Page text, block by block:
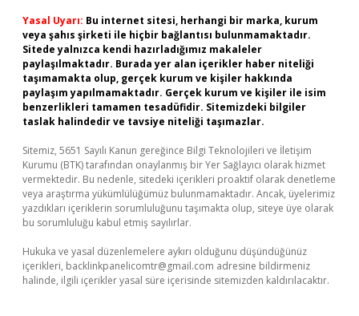
Yasal Uyarı: Bu internet sitesi, herhangi bir marka, kurum
veya şahıs şirketi ile hiçbir bağlantısı bulunmamaktadır.
Sitede yalnızca kendi hazırladığımız makaleler
paylaşılmaktadır. Burada yer alan içerikler haber niteliği
taşımamakta olup, gerçek kurum ve kişiler hakkında
paylaşım yapılmamaktadır. Gerçek kurum ve kişiler ile isim
benzerlikleri tamamen tesadüfidir. Sitemizdeki bilgiler
taslak halindedir ve tavsiye niteliği taşımazlar.
Sitemiz, 5651 Sayılı Kanun gereğince Bilgi Teknolojileri ve İletişim
Kurumu (BTK) tarafından onaylanmış bir Yer Sağlayıcı olarak hizmet
vermektedir. Bu nedenle, sitedeki içerikleri proaktif olarak denetleme
veya araştırma yükümlülüğümüz bulunmamaktadır. Ancak, üyelerimiz
yazdıkları içeriklerin sorumluluğunu taşımakta olup, siteye üye olarak
bu sorumluluğu kabul etmiş sayılırlar.
Hukuka ve yasal düzenlemelere aykırı olduğunu düşündüğünüz
içerikleri, backlinkpanelicomtr@gmail.com adresine bildirmeniz
halinde, ilgili içerikler yasal süre içerisinde sitemizden kaldırılacaktır.